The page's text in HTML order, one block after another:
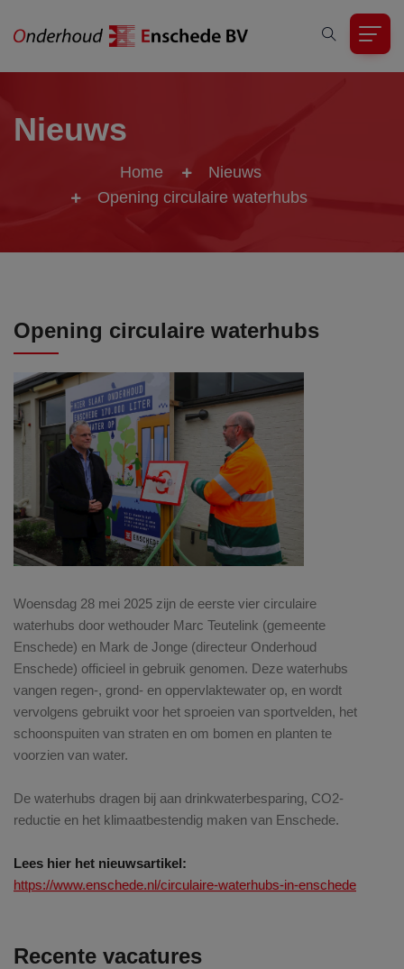
Nieuws
Home
Nieuws
Opening circulaire waterhubs
Opening circulaire waterhubs
Woensdag 28 mei 2025 zijn de eerste vier circulaire
waterhubs door wethouder Marc Teutelink (gemeente
Enschede) en Mark de Jonge (directeur Onderhoud
Enschede) officieel in gebruik genomen. Deze waterhubs
vangen regen-, grond- en oppervlaktewater op, en wordt
vervolgens gebruikt voor het sproeien van sportvelden, het
schoonspuiten van straten en om bomen en planten te
voorzien van water.
De waterhubs dragen bij aan drinkwaterbesparing, CO2-
reductie en het klimaatbestendig maken van Enschede.
Lees hier het nieuwsartikel:
https://www.enschede.nl/circulaire-waterhubs-in-enschede
Recente vacatures